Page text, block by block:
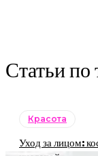
Статьи по
Красота
Уход за лицом: